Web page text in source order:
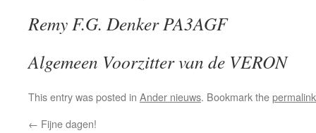
Remy F.G. Denker PA3AGF
Algemeen Voorzitter van de VERON
This entry was posted in Ander nieuws. Bookmark thepermalink
← Fijne dagen!